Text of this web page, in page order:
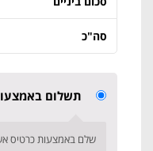
סה"כ
תשלום
שלם באמצעות כרטיס